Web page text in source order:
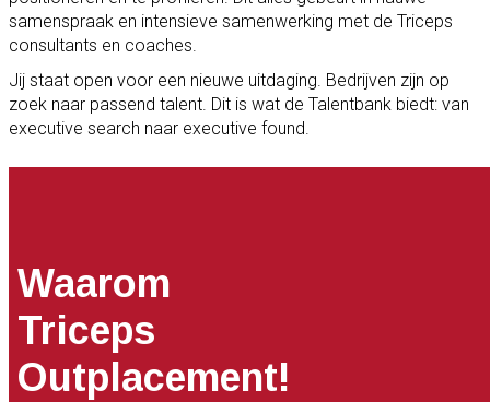
samenspraak en intensieve samenwerking met de Triceps
consultants en coaches.
Jij staat open voor een nieuwe uitdaging. Bedrijven zijn op
zoek naar passend talent. Dit is wat de Talentbank biedt: van
executive search naar executive found.
Waarom
Triceps
Outplacement!